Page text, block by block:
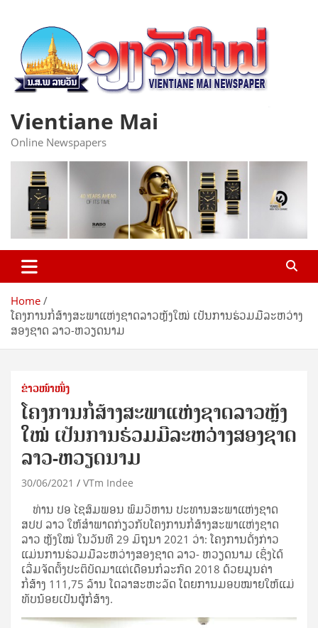
content
Vientiane Mai
Online Newspapers
Home
ໂຄງການກໍ່ສ້າງສະພາແຫ່ງຊາດລາວຫຼັງໃໝ່ ເປັນການຮ່ວມມືລະຫວ່າງ
ສອງຊາດ ລາວ-ຫວຽດນາມ
ຂ່າວໜ້າໜຶ່ງ
ໂຄງການກໍ່ສ້າງສະພາແຫ່ງຊາດລາວຫຼັງ
ໃໝ່ ເປັນການຮ່ວມມືລະຫວ່າງສອງຊາດ
ລາວ-ຫວຽດນາມ
30/06/2021 VTm Indee
ທ່ານ ປອ ໄຊສົມພອນ ພົມວິຫານ ປະທານສະພາແຫ່ງຊາດ
ສປປ ລາວ ໃຫ້ສໍາພາດກ່ຽວກັບໂຄງການກໍ່ສ້າງສະພາແຫ່ງຊາດ
ລາວ ຫຼັງໃໝ່ ໃນວັນທີ 29 ມິຖຸນາ 2021 ວ່າ: ໂຄງການດັ່ງກ່າວ
ແມ່ນການຮ່ວມມືລະຫວ່າງສອງຊາດ ລາວ- ຫວຽດນາມ ເຊິ່ງໄດ້
ເລີ່ມຈັດຕັ້ງປະຕິບັດມາແຕ່ເດືອນກໍລະກົດ 2018 ດ້ວຍມູນຄ່າ
ກໍ່ສ້າງ 111,75 ລ້ານ ໂດລາສະຫະລັດ ໂດຍການມອບໝາຍໃຫ້ແມ່
ທັບນ້ອຍເປັນຜູ້ກໍ່ສ້າງ.